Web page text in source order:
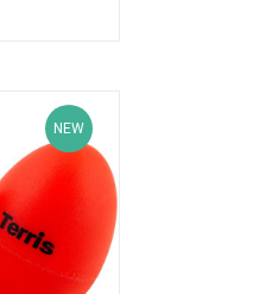
ритмов,
музыке
Это
который
NEW